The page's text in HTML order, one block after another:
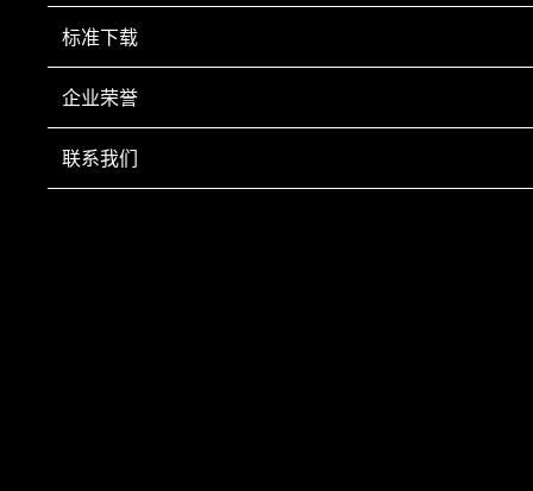
标准下载
企业荣誉
联系我们
20001023号-1 营业执照
3651089